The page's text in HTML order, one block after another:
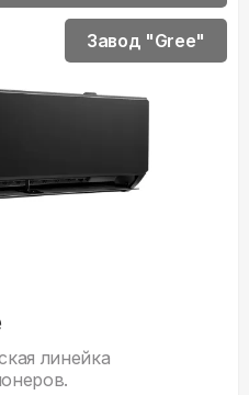
линейка
Завод "Gree"